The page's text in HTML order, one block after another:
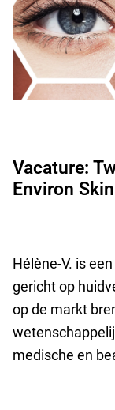
Vacature:
Environ
Hélène-V. is
gericht op
op de markt
medische en